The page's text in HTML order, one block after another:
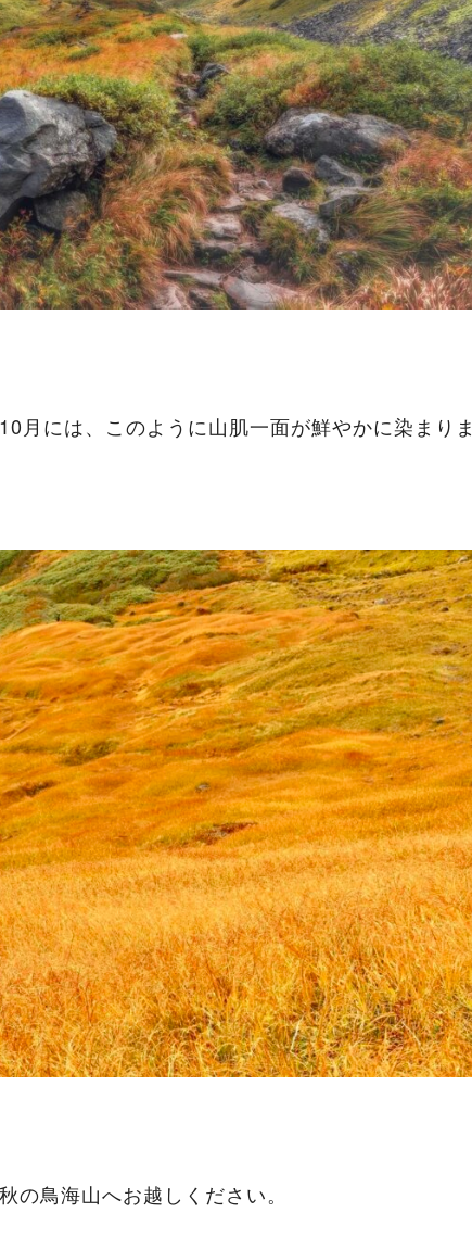
月には、このように山肌一面が鮮やかに染まりま
の鳥海山へお越しください。